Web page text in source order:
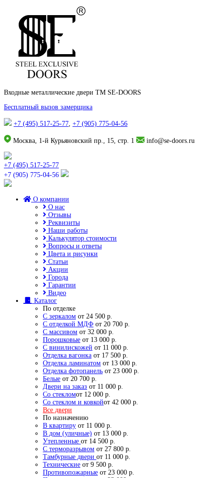
Входные металлические двери TM SE-DOORS
Бесплатный вызов замерщика
+7 (495) 517-25-77, +7 (905) 775-04-56
Москва, 1-й Курьяновский пр., 15, стр. 1 info@se-doors.ru
+7 (495) 517-25-77
+7 (905) 775-04-56
О компании
О нас
Отзывы
Реквизиты
Наши работы
Калькулятор стоимости
Вопросы и ответы
Цвета и рисунки
Статьи
Акции
Города
Гарантии
Видео
Каталог
По отделке
С зеркалом от 24 500 р.
С отделкой МДФ от 20 700 р.
С массивом от 32 000 р.
Порошковые от 13 000 р.
С винилискожей от 11 000 р.
Отделка вагонка от 17 500 р.
Отделка ламинатом от 13 000 р.
Отделка фотопанель от 23 000 р.
Белые от 20 700 р.
Двери на заказ от 11 000 р.
Со стекломот 12 000 р.
Со стеклом и ковкойот 42 000 р.
Все двери
По назначению
В квартиру от 11 000 р.
В дом (уличные) от 13 000 р.
Утепленные от 14 500 р.
С терморазрывом от 27 800 р.
Тамбурные двери от 11 000 р.
Технические от 9 500 р.
Противопожарные от 23 000 р.